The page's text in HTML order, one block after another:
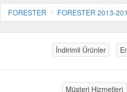
FORESTER FORESTER 2013-
İndirimli Ürünler
Müşteri Hizmetleri